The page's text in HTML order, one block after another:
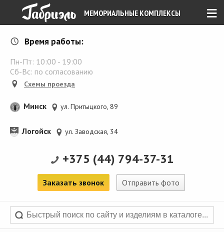
≡
МЕМОРИАЛЬНЫЕ КОМПЛЕКСЫ
Время работы:
Пн-Пт: 10:00 - 19:00
Сб-Вс: по согласованию
Схемы проезда
Минск ул. Притыцкого, 89
Логойск ул. Заводская, 34
+375 (44) 794-37-31
Заказать звонок Отправить фото